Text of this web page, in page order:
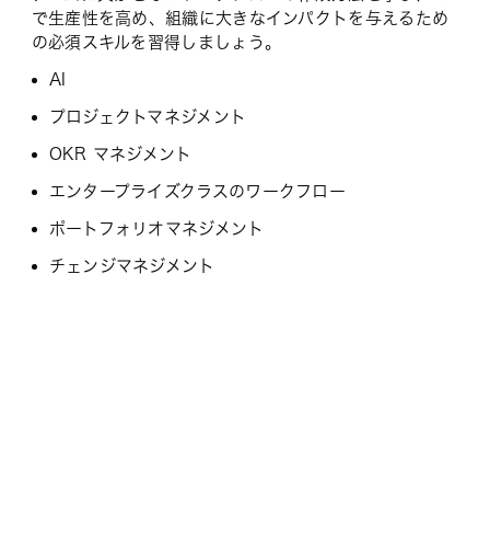
で生産性を高め、組織に大きなインパクトを与えるため
の必須スキルを習得しましょう。
AI
プロジェクトマネジメント
OKR マネジメント
エンタープライズクラスのワークフロー
ポートフォリオマネジメント
チェンジマネジメント